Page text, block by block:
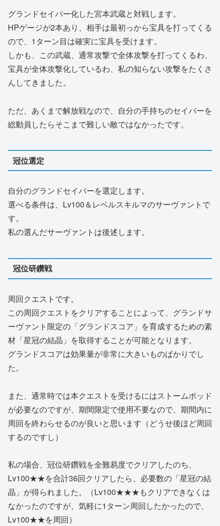
グランドセイバー化した宮本武蔵と対戦します。
HPゲージが2本あり、相手は最初っから宝具を打ってくる
ので、1ターン目は確実に宝具を受けます。
しかも、この武蔵、通常攻撃で全体攻撃を打ってくるわ、
宝具が全体攻撃化しているわ、私の知らない攻撃をたくさ
んしてきました。
ただ、あくまで解放戦なので、自分の手持ちのセイバーを
総動員したらそこまで難しい敵ではなかったです。
冠位選定
自分のグランドセイバーを選定します。
選べる条件は、Lv100＆レベルスキルマのサーヴァントで
す。
私の選んだサーヴァントは後述します。
冠位研鑽戦
周回クエストです。
この周回クエストをクリアすることによって、グランドサ
ーヴァント限定の「グランドスコア」を育成するための素
材「星冠の結晶」を取得することが可能となります。
グランドスコアは効果量が非常に大きいものばかりでし
た。
また、通常時では本クエストを受けるにはストームポッド
が必要なのですが、期間限定で使用不要なので、期間内に
周回を終わらせるのが良いと思います（どうせ後ほど周回
するのですし）
私の場合、冠位研鑽戦を全難易度でクリアしたのち、
Lv100★★を合計36回クリアしたら、必要数の「星冠の結
晶」が得られました。（Lv100★★★もクリアできなくは
なかったのですが、気軽に1ターン周回したかったので、
Lv100★★を周回）